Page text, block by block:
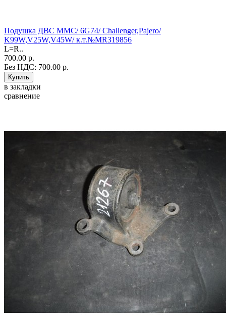
Подушка ДВС MMС/ 6G74/ Challenger,Pajero/
K99W,V25W,V45W/ к.т.№MR319856
L=R..
700.00 р.
Без НДС: 700.00 р.
в закладки
сравнение